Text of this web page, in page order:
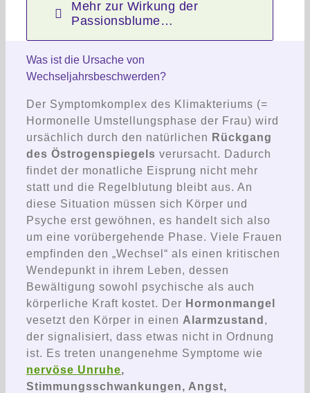
Mehr zur Wirkung der
Passionsblume…
Was ist die Ursache von
Wechseljahrsbeschwerden?
Der Symptomkomplex des Klimakteriums (=
Hormonelle Umstellungsphase der Frau) wird
ursächlich durch den natürlichen Rückgang
des Östrogenspiegels verursacht. Dadurch
findet der monatliche Eisprung nicht mehr
statt und die Regelblutung bleibt aus. An
diese Situation müssen sich Körper und
Psyche erst gewöhnen, es handelt sich also
um eine vorübergehende Phase. Viele Frauen
empfinden den „Wechsel“ als einen kritischen
Wendepunkt in ihrem Leben, dessen
Bewältigung sowohl psychische als auch
körperliche Kraft kostet. Der Hormonmangel
vesetzt den Körper in einen Alarmzustand ,
der signalisiert, dass etwas nicht in Ordnung
ist. Es treten unangenehme Symptome wie
nervöse Unruhe,
Stimmungsschwankungen, Angst,